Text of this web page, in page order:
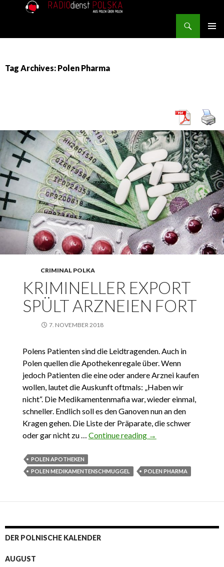
Tag Archives: Polen Pharma
CRIMINAL POLKA
KRIMINELLER EXPORT
SPÜLT ARZNEIEN FORT
7. NOVEMBER 2018
Polens Patienten sind die Leidtragenden. Auch in
Polen quellen die Apothekenregale über. Wenn
jedoch Patienten die eine oder andere Arznei kaufen
wollen, lautet die Auskunft oftmals: „Haben wir
nicht“. Die Medikamentenmafia war, wieder einmal,
schneller. Endlich soll es den Ganoven nun an den
Kragen gehen. Die Liste der Präparate, die schwer
oder gar nicht zu … Continue reading Krimineller Export
→
POLEN APOTHEKEN
POLEN MEDIKAMENTENSCHMUGGEL
POLEN PHARMA
DER POLNISCHE KALENDER
AUGUST